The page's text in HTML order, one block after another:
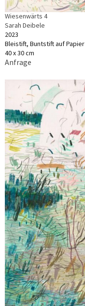
Wiesenwärts 4
Sarah Deibele
2023
Bleistift, Buntstift auf Papier
40 x 30 cm
Anfrage